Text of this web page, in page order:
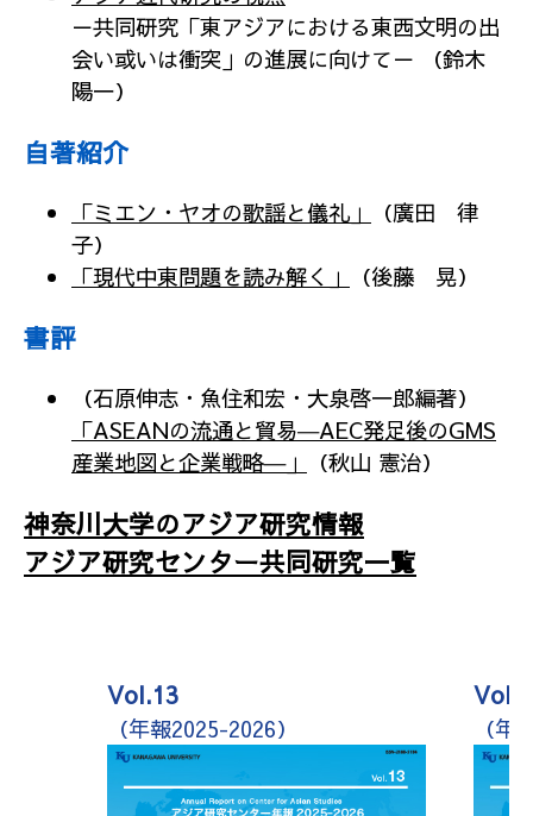
－共同研究「東アジアにおける東西文明の出
会い或いは衝突」の進展に向けて－ （鈴木
陽一）
自著紹介
「ミエン・ヤオの歌謡と儀礼」
（廣田 律
子）
「現代中東問題を読み解く」
（後藤 晃）
書評
（石原伸志・魚住和宏・大泉啓一郎編著）
「ASEANの流通と貿易―AEC発足後のGMS
産業地図と企業戦略―」
（秋山 憲治）
神奈川大学のアジア研究情報
アジア研究センター共同研究一覧
Vol.13
（年報2025-2026） （